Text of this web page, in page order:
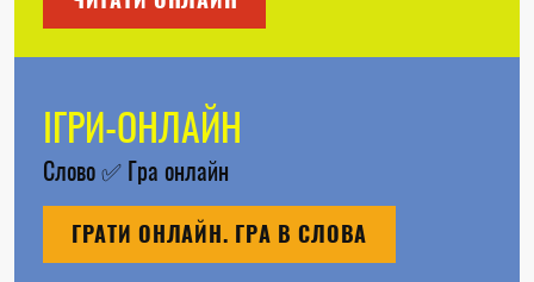
ІГРИ-ОНЛАЙН
Слово✅ Гра онлайн
ГРАТИ ОНЛАЙН. ГРА В СЛОВА